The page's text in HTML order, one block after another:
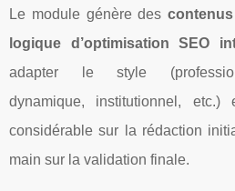
Le module génère des
logique d’optimisation SEO
adapter le style
dynamique, institutionnel,
considérable sur la rédaction
main sur la validation finale.